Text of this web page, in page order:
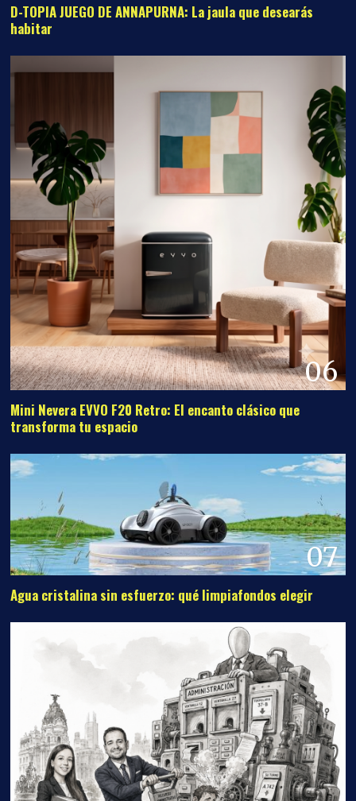
D-TOPIA JUEGO DE ANNAPURNA: La jaula que desearás
habitar
06
Mini Nevera EVVO F20 Retro: El encanto clásico que
transforma tu espacio
07
Agua cristalina sin esfuerzo: qué limpiafondos elegir